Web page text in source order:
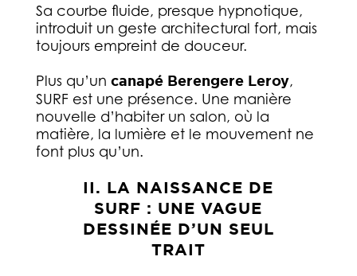
Sa courbe fluide, presque hypnotique,
introduit un geste architectural fort, mais
toujours empreint de douceur.
Plus qu’un canapé Berengere Leroy,
SURF est une présence. Une manière
nouvelle d’habiter un salon, où la
matière, la lumière et le mouvement ne
font plus qu’un.
II. LA NAISSANCE DE
SURF : UNE VAGUE
DESSINÉE D’UN SEUL
TRAIT